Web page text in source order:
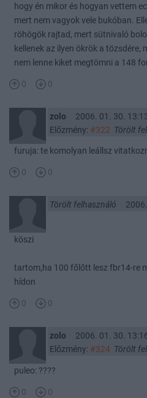
hogy én mikor és hogyan vettem
mert nem vagyok vele bukóban.
röhögök rajtad, mert sütnivaló
kellenek az ilyen ökrök a tözsdére,
nem lenne kiket megtömni a 148
0 0
zolo
2006. 01. 30.
Előzmény: #322 Törölt
furuja: te komolyan leállsz
0 0
Törölt felhasználó
köszi
tartom,ha 100 főlőtt lesz fbr14-re
hídon
0 0
zolo
2006. 01. 30.
Előzmény: #324 Törölt
puleo: ????
0 0